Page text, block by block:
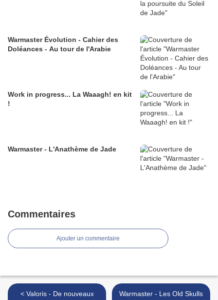
Warmaster Évolution - Cahier des
Doléances - Au tour de l'Arabie
Work in progress... La Waaagh! en kit
!
Warmaster - L'Anathème de Jade
Commentaires
Ajouter un commentaire
< Valoris - De nouveaux
Warmaster - Les Old Skulls